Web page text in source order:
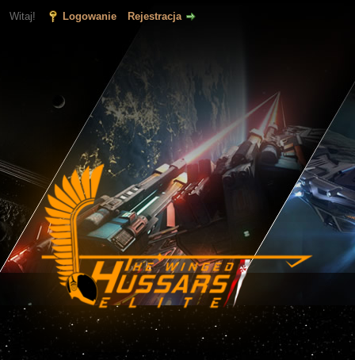
Witaj! Logowanie Rejestracja